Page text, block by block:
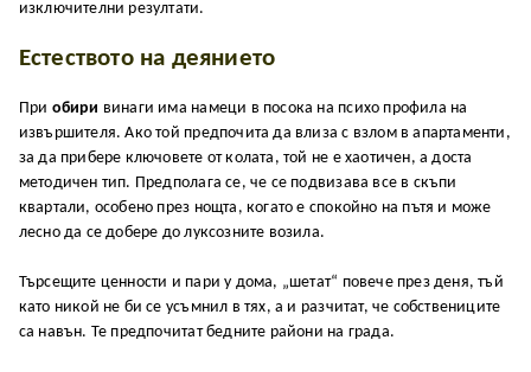
изключителни резултати.
Естеството на деянието
При обири винаги има намеци в посока на психо профила на
извършителя. Ако той предпочита да влиза с взлом в апартаменти,
за да прибере ключовете от колата, той не е хаотичен, а доста
методичен тип. Предполага се, че се подвизава все в скъпи
квартали, особено през нощта, когато е спокойно на пътя и може
лесно да се добере до луксозните возила.
Търсещите ценности и пари у дома, „шетат“ повече през деня, тъй
като никой не би се усъмнил в тях, а и разчитат, че собствениците
са навън. Те предпочитат бедните райони на града.